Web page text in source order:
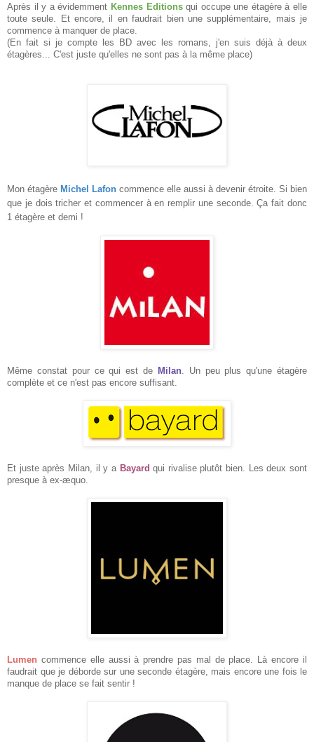
Après il y a évidemment Kennes Editionsqui occupe une étagère à elle
toute seule. Et encore, il en faudrait bien une supplémentaire, mais je
commence à manquer de place.
(En fait si je compte les BD avec les romans, j'en suis déjà à deux
étagères... C'est juste qu'elles ne sont pas à la même place)
Mon étagère Michel Lafon commence elle aussi à devenir étroite. Si bien
que je dois tricher et commencer à en remplir une seconde. Ça fait donc
1 étagère et demi !
Même constat pour ce qui est de Milan. Un peu plus qu'une étagère
complète et ce n'est pas encore suffisant.
Et juste après Milan, il y a Bayard qui rivalise plutôt bien. Les deux sont
presque à ex-æquo.
Lumen commence elle aussi à prendre pas mal de place. Là encore il
faudrait que je déborde sur une seconde étagère, mais encore une fois le
manque de place se fait sentir !